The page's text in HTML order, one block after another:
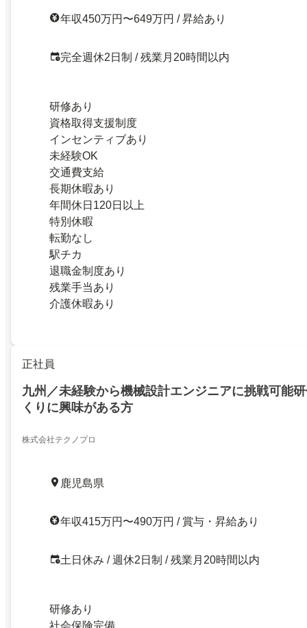
年収450万円〜649万円 / 昇給あり
完全週休2日制 / 残業月20時間以内
研修あり
資格取得支援制度
インセンティブあり
未経験OK
交通費支給
長期休暇あり
年間休日120日以上
特別休暇
転勤なし
駅チカ
退職金制度あり
残業手当あり
介護休暇あり
正社員
九州／未経験から機械設計エンジニアに挑戦可能
くりに興味がある方
株式会社テクノプロ
鹿児島県
年収415万円〜490万円 / 賞与・昇給あり
土日休み / 週休2日制 / 残業月20時間以内
研修あり
社会保険完備